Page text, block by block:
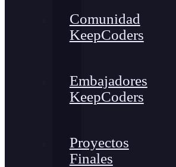
Comunidad
KeepCoders
Embajadores
KeepCoders
Proyectos
Finales